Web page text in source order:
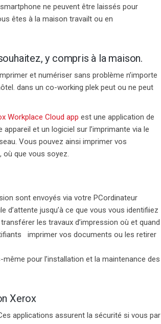
ne peuvent être laissés pour
êtes à la maison travailt ou en
y compris à la maison.
et numériser sans problème n’importe
dans un co-working plek peut ou ne peut
Workplace Cloud app est une application de
et un logiciel sur l’imprimante via le
Vous pouvez ainsi imprimer vos
que vous soyez.
sont envoyés via votre PCordinateur
d’attente jusqu’à ce que vous vous identifiiez
transférer les travaux d’impression où et quand
imprimer vos documents ou les retirer
même pour l’installation et la maintenance des
Xerox
applications assurent la sécurité si vous par